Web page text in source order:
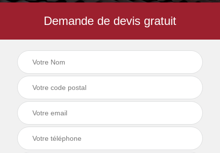
Demande de devis gratuit